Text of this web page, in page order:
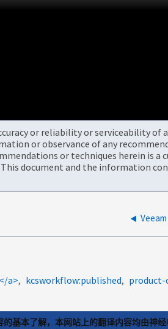
or reliability or serviceability
or observance of any
or techniques herein is
document and the information
a> kcsworkflow:published product-
基本了解，本网站上的翻译内容均由神